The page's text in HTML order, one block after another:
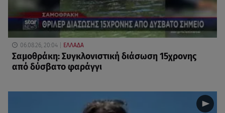
06.08.26, 20:04 ΕΛΛΑΔΑ
Σαμοθράκη: Συγκλονιστική διάσωση 15χρονης
από δύσβατο φαράγγι